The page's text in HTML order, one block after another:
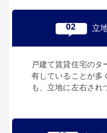
02 立
戸建て賃貸住宅のタ
有していることが多
も、立地に左右され